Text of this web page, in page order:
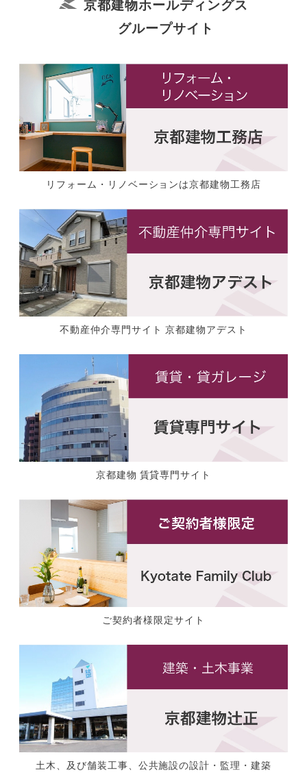
京都建物ホールディングス
グループサイト
リフォーム・リノベーションは京都建物工務店
不動産仲介専門サイト 京都建物アデスト
京都建物 賃貸専門サイト
ご契約者様限定サイト
土木、及び舗装工事、公共施設の設計・監理・建築